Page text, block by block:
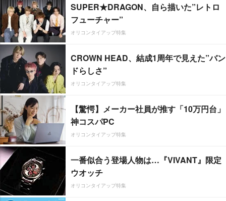
SUPER★DRAGON、自ら描いた”レトロ
フューチャー”
オリコンタイアップ特集
CROWN HEAD、結成1周年で見えた”バン
ドらしさ”
オリコンタイアップ特集
【驚愕】メーカー社員が推す「10万円台」
神コスパPC
オリコンタイアップ特集
一番似合う登場人物は…『VIVANT』限定
ウオッチ
オリコンタイアップ特集